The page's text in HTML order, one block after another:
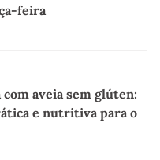
feira
com aveia sem glúten:
e nutritiva para o